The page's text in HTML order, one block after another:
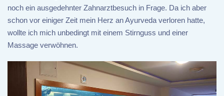
noch ein ausgedehnter Zahnarztbesuch in Frage. Da ich aber
schon vor einiger Zeit mein Herz an Ayurveda verloren hatte,
wollte ich mich unbedingt mit einem Stirnguss und einer
Massage verwöhnen.